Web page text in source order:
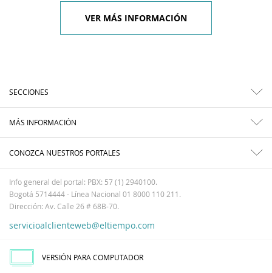
VER MÁS INFORMACIÓN
SECCIONES
MÁS INFORMACIÓN
CONOZCA NUESTROS PORTALES
Info general del portal: PBX: 57 (1) 2940100.
Bogotá 5714444 - Línea Nacional 01 8000 110 211.
Dirección: Av. Calle 26 # 68B-70.
servicioalclienteweb@eltiempo.com
VERSIÓN PARA COMPUTADOR